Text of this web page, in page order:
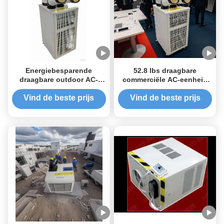
Energiebesparende
draagbare outdoor AC-
eenheid, lage
geluidscorrosiebestendigheid
Vind de beste prijs
52.8 lbs draagbare
commerciële AC-eenheid
met een hoge
warmteoverdracht met een
Vind de beste prijs